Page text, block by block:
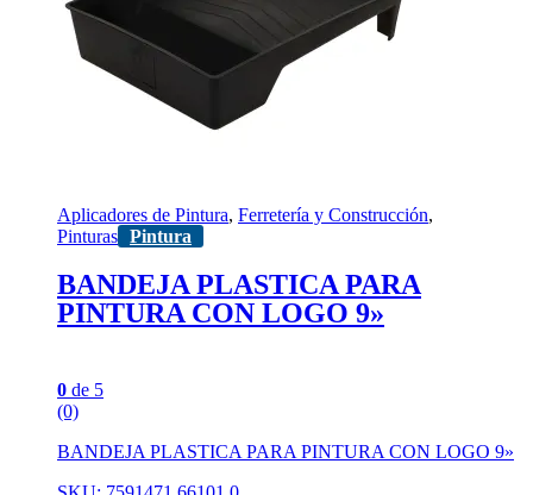
Aplicadores de Pintura, Ferretería y Construcción,
Pinturas Pintura
BANDEJA PLASTICA PARA
PINTURA CON LOGO 9»
0 de 5
(0)
BANDEJA PLASTICA PARA PINTURA CON LOGO 9»